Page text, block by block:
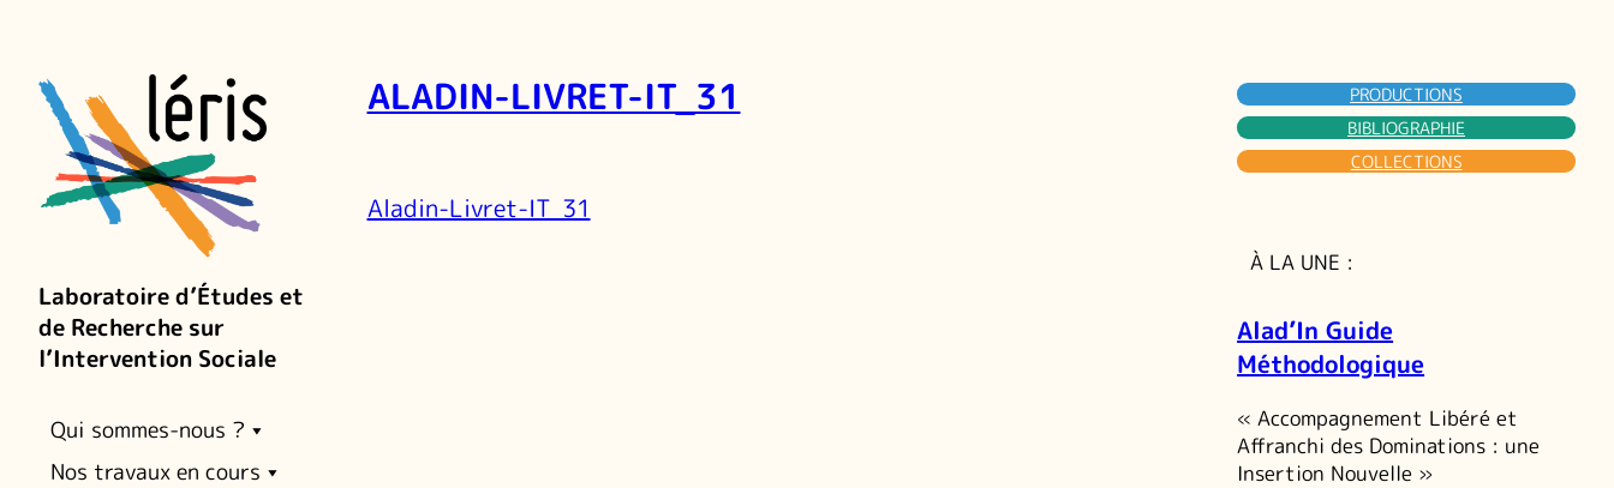
Laboratoire d’Études et
de Recherche sur
l’Intervention Sociale
Qui sommes-nous ?
Nos travaux en cours
ALADIN-LIVRET-IT_31
Aladin-Livret-IT_31
PRODUCTIONS
BIBLIOGRAPHIE
COLLECTIONS
À LA UNE :
Alad’In Guide
Méthodologique
« Accompagnement Libéré et
Affranchi des Dominations : une
Insertion Nouvelle »